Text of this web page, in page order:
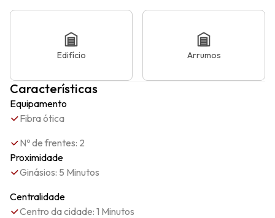
Edifício Arrumos
Características
Equipamento
Fibra ótica
Nº de frentes: 2
Proximidade
Ginásios: 5 Minutos
Centralidade
Centro da cidade: 1 Minutos